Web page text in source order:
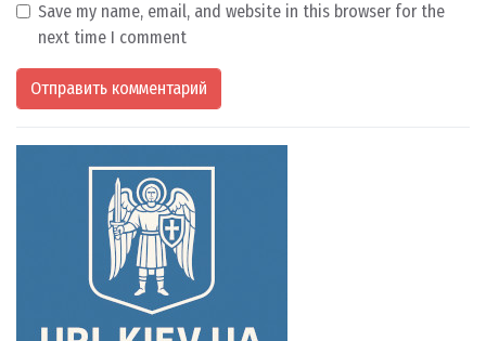
Save my name, email, and website in this browser for the
next time I comment